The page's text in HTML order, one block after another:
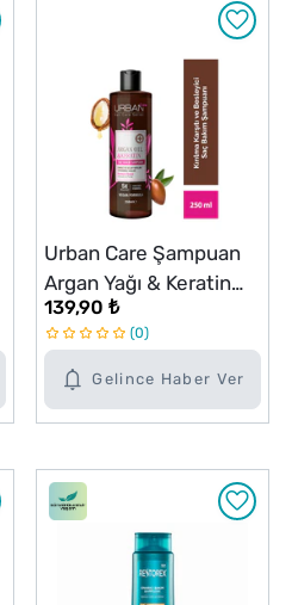
Gelince Haber Ver
Urban Care Şampuan
Argan Yağı & Keratin
250 ml
139,90 ₺
0